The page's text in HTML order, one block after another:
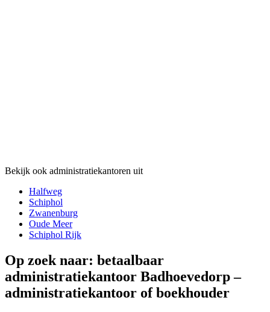
Bekijk ook administratiekantoren uit
Halfweg
Schiphol
Zwanenburg
Oude Meer
Schiphol Rijk
Op zoek naar: betaalbaar
administratiekantoor Badhoevedorp –
administratiekantoor of boekhouder